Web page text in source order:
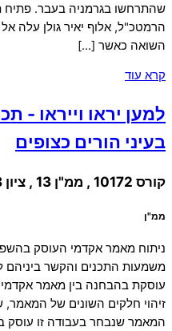
שהתרחשו בגרמניה בעבר. פתיח
הרמטכ"ל, אלוף יאיר גולן עלה
השואה כאשר […]
קרא עוד
למען יראו וייראו -
בעיני הורים כצופים
קורס 10172 , ממ"ן 13 , ציון 98
ממ"ן
ניתוח מאמר אקדמי העוסק
משמעות התכנים והקשר ביניהם
עוסקת בהבחנה בין מאמר אקדמי
זיהוי חלקים השונים של המאמר,
המאמר שנבחר בעבודה זו עוסק